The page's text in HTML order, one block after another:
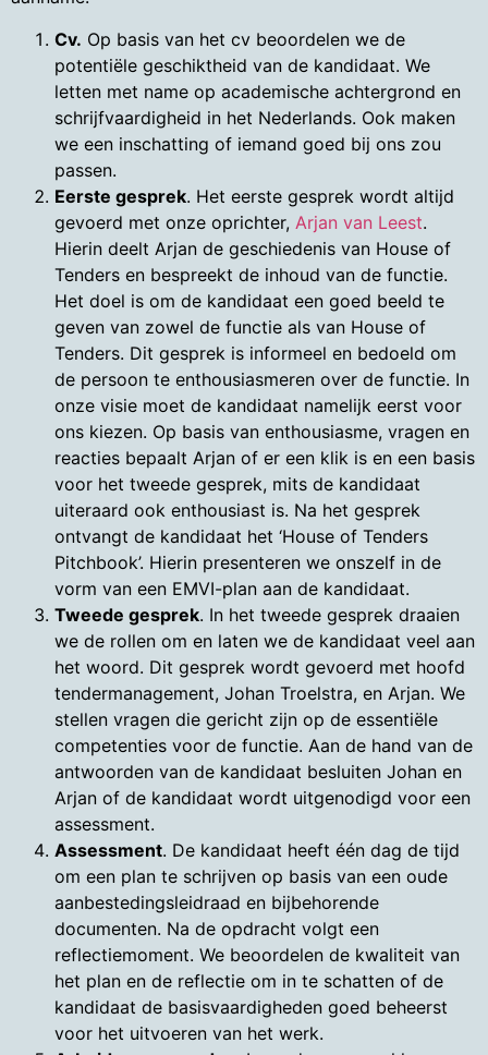
Cv. Op basis van het cv beoordelen we de
potentiële geschiktheid van de kandidaat. We
letten met name op academische achtergrond en
schrijfvaardigheid in het Nederlands. Ook maken
we een inschatting of iemand goed bij ons zou
passen.
Eerste gesprek. Het eerste gesprek wordt altijd
gevoerd met onze oprichter, Arjan van Leest.
Hierin deelt Arjan de geschiedenis van House of
Tenders en bespreekt de inhoud van de functie.
Het doel is om de kandidaat een goed beeld te
geven van zowel de functie als van House of
Tenders. Dit gesprek is informeel en bedoeld om
de persoon te enthousiasmeren over de functie. In
onze visie moet de kandidaat namelijk eerst voor
ons kiezen. Op basis van enthousiasme, vragen en
reacties bepaalt Arjan of er een klik is en een basis
voor het tweede gesprek, mits de kandidaat
uiteraard ook enthousiast is. Na het gesprek
ontvangt de kandidaat het ‘House of Tenders
Pitchbook’. Hierin presenteren we onszelf in de
vorm van een EMVI-plan aan de kandidaat.
Tweede gesprek. In het tweede gesprek draaien
we de rollen om en laten we de kandidaat veel aan
het woord. Dit gesprek wordt gevoerd met hoofd
tendermanagement, Johan Troelstra, en Arjan. We
stellen vragen die gericht zijn op de essentiële
competenties voor de functie. Aan de hand van de
antwoorden van de kandidaat besluiten Johan en
Arjan of de kandidaat wordt uitgenodigd voor een
assessment.
Assessment. De kandidaat heeft één dag de tijd
om een plan te schrijven op basis van een oude
aanbestedingsleidraad en bijbehorende
documenten. Na de opdracht volgt een
reflectiemoment. We beoordelen de kwaliteit van
het plan en de reflectie om in te schatten of de
kandidaat de basisvaardigheden goed beheerst
voor het uitvoeren van het werk.